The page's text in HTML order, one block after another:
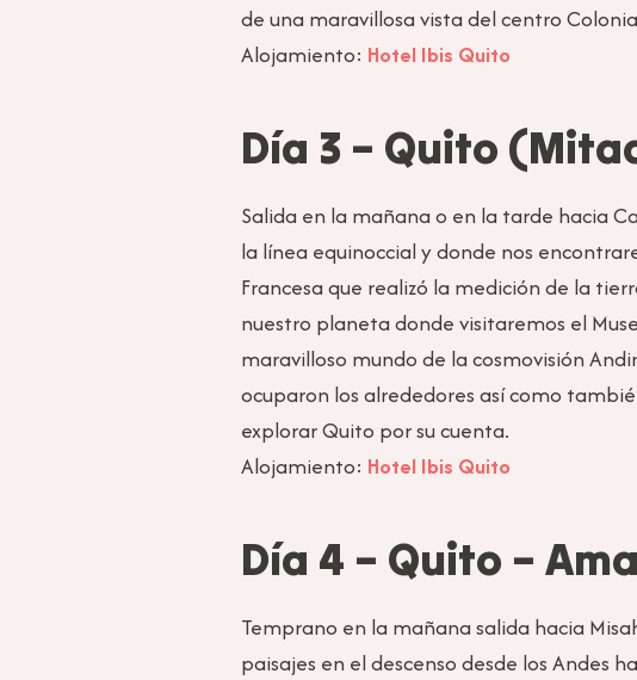
de una maravillosa vista del centro
Alojamiento: Hotel Ibis Quito
Día 3 – Quito
Salida en la mañana o en la tarde hacia
la línea equinoccial y donde nos
Francesa que realizó la medición de la
nuestro planeta donde visitaremos el
maravilloso mundo de la cosmovisión
ocuparon los alrededores así como
explorar Quito por su cuenta.
Alojamiento: Hotel Ibis Quito
Día 4 – Quito –
Temprano en la mañana salida hacia
paisajes en el descenso desde los Andes